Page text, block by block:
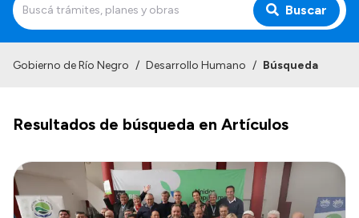
Buscar
Misión
Autoridades
Delegaciones
Normativa
Gobierno de Río Negro / Desarrollo Humano / Búsqueda
Resultados de búsqueda en Artículos